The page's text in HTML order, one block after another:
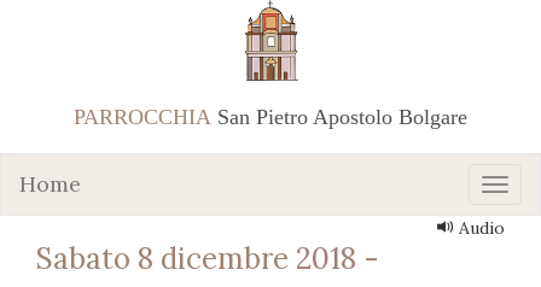
PARROCCHIA San Pietro Apostolo Bolgare
Home
Audio
Sabato 8 dicembre 2018 -